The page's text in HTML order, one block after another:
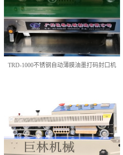
TRD-1000不锈钢自动薄膜油墨打码封口机